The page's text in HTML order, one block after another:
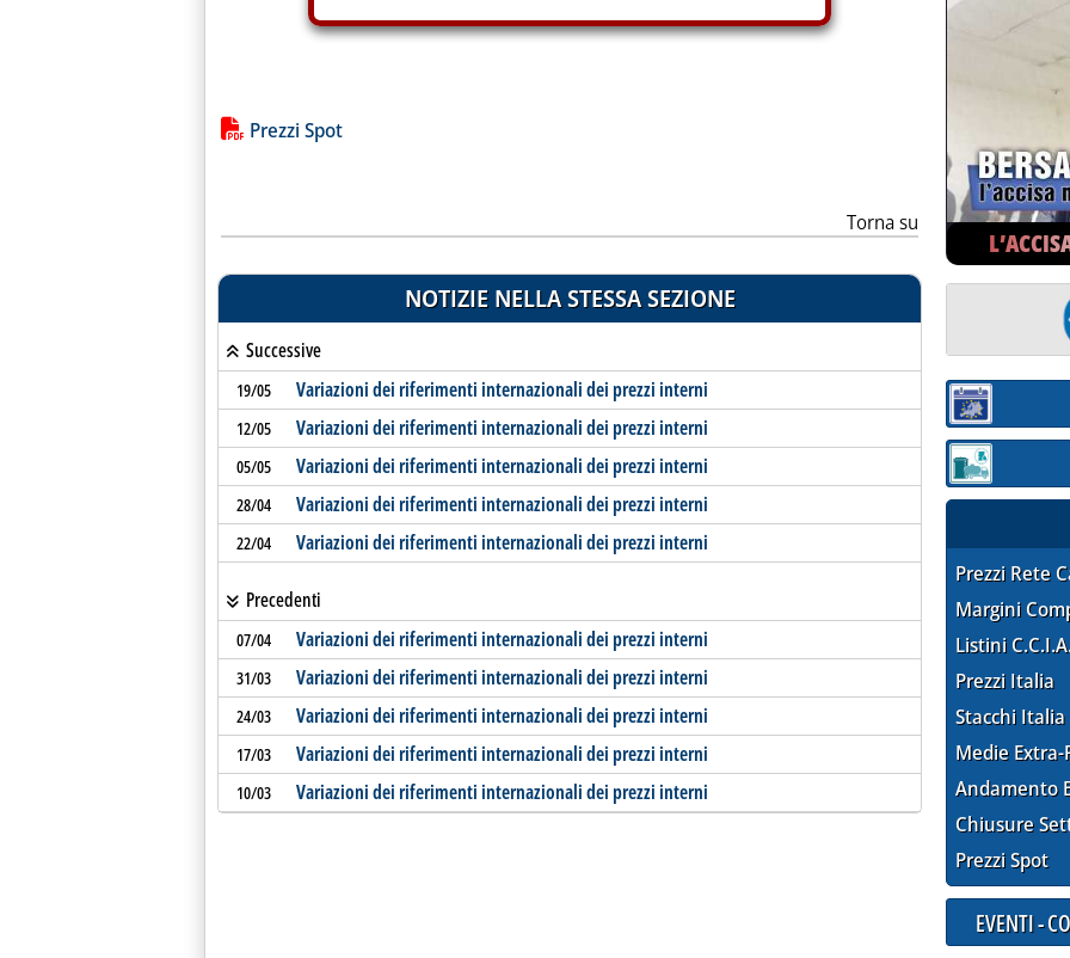
Lista allegati PDF alla notizia
Prezzi Spot
Torna su
NOTIZIE NELLA STESSA SEZIONE
Successive
19/05 Variazioni dei riferimenti internazionali dei prezzi interni
12/05 Variazioni dei riferimenti internazionali dei prezzi interni
05/05 Variazioni dei riferimenti internazionali dei prezzi interni
28/04 Variazioni dei riferimenti internazionali dei prezzi interni
22/04 Variazioni dei riferimenti internazionali dei prezzi interni
Precedenti
07/04 Variazioni dei riferimenti internazionali dei prezzi interni
31/03 Variazioni dei riferimenti internazionali dei prezzi interni
24/03 Variazioni dei riferimenti internazionali dei prezzi interni
17/03 Variazioni dei riferimenti internazionali dei prezzi interni
10/03 Variazioni dei riferimenti internazionali dei prezzi interni
Sezione:
Sezione:
Prezzi Rete
Margini
Listini
Prezzi Italia
Stacchi Italia
Medie Extra-
Andamento
Chiusure
Prezzi Spot
EVENTI -